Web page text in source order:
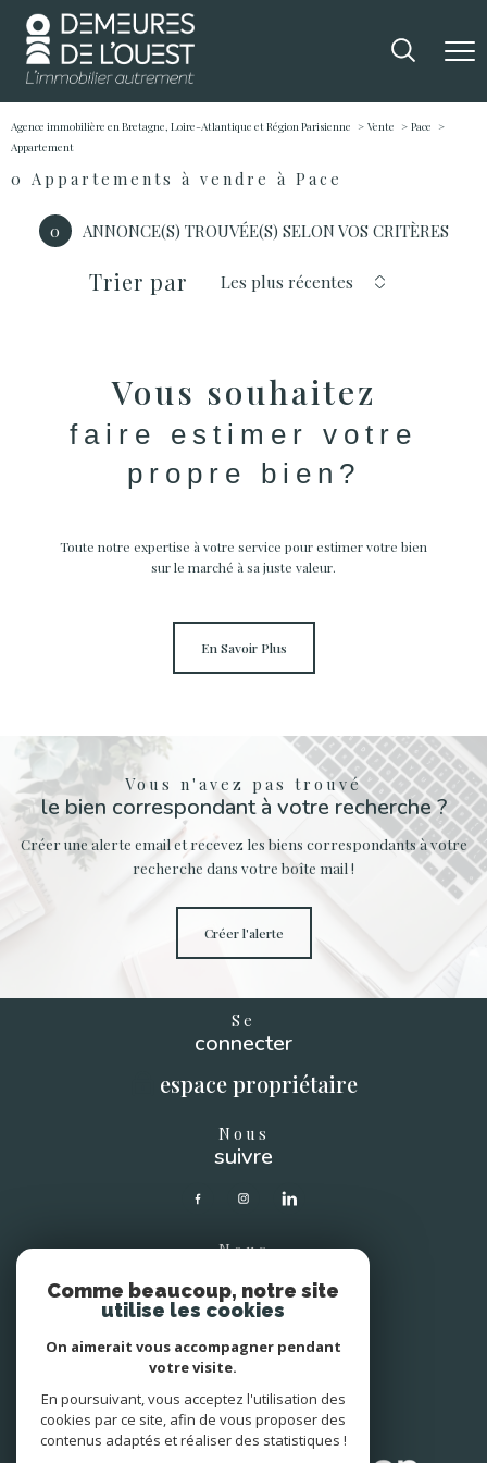
Agence immobilière en Bretagne, Loire-Atlantique et Région Parisienne Vente
Pace
Appartement
0 Appartements à vendre à Pace
0 ANNONCE(S) TROUVÉE(S) SELON VOS CRITÈRES
Trier par Les plus récentes
Vous souhaitez
faire estimer votre
propre bien?
Toute notre expertise à votre service pour estimer votre bien
sur le marché à sa juste valeur.
En Savoir Plus
Vous n'avez pas trouvé
le bien correspondant à votre recherche ?
Créer une alerte email et recevez les biens correspondants à votre
recherche dans votre boîte mail !
créer l'alerte
Se
connecter
espace propriétaire
Nous
suivre
Nous
Avis
clients
Comme beaucoup, notre site
utilise les cookies
On aimerait vous accompagner pendant
votre visite.
En poursuivant, vous acceptez l'utilisation des
cookies par ce site, afin de vous proposer des
contenus adaptés et réaliser des statistiques !